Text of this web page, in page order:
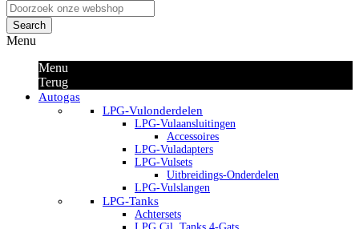
Search
Menu
Menu
Terug
Autogas
LPG-Vulonderdelen
LPG-Vulaansluitingen
Accessoires
LPG-Vuladapters
LPG-Vulsets
Uitbreidings-Onderdelen
LPG-Vulslangen
LPG-Tanks
Achtersets